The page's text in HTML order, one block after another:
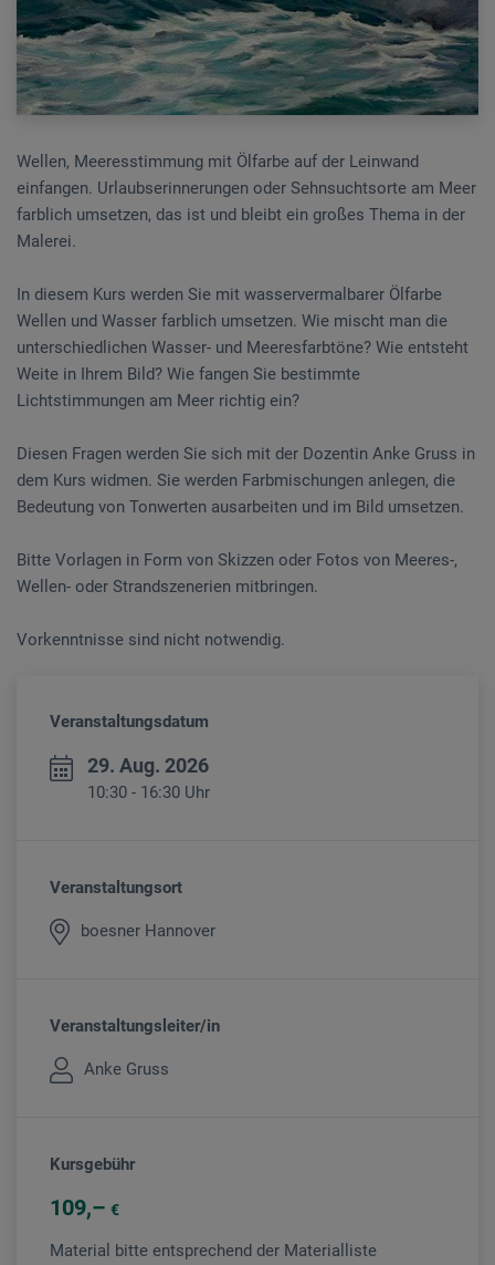
Wellen, Meeresstimmung mit Ölfarbe auf der Leinwand
einfangen. Urlaubserinnerungen oder Sehnsuchtsorte am Meer
farblich umsetzen, das ist und bleibt ein großes Thema in der
Malerei.
In diesem Kurs werden Sie mit wasservermalbarer Ölfarbe
Wellen und Wasser farblich umsetzen. Wie mischt man die
unterschiedlichen Wasser- und Meeresfarbtöne? Wie entsteht
Weite in Ihrem Bild? Wie fangen Sie bestimmte
Lichtstimmungen am Meer richtig ein?
Diesen Fragen werden Sie sich mit der Dozentin Anke Gruss in
dem Kurs widmen. Sie werden Farbmischungen anlegen, die
Bedeutung von Tonwerten ausarbeiten und im Bild umsetzen.
Bitte Vorlagen in Form von Skizzen oder Fotos von Meeres-,
Wellen- oder Strandszenerien mitbringen.
Vorkenntnisse sind nicht notwendig.
Veranstaltungsdatum
29. Aug. 2026
10:30 - 16:30 Uhr
Veranstaltungsort
boesner Hannover
Veranstaltungsleiter/in
Anke Gruss
Kursgebühr
109 €
Material bitte entsprechend der Materialliste